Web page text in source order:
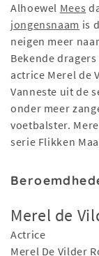
Alhoewel Mees
jongensnaam is
neigen meer
Bekende
actrice Merel de
Vanneste uit de
onder meer
voetbalster.
serie Flikken
Merel de
Actrice
Merel De Vilder